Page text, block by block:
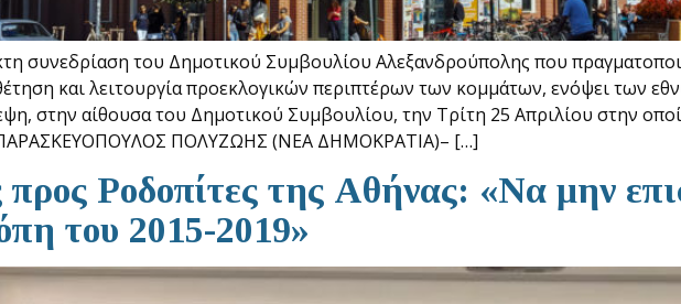
συνεδρίαση του Δημοτικού Συμβουλίου Αλεξανδρούπολης που
και λειτουργία προεκλογικών περιπτέρων των κομμάτων, ενόψει των
στην αίθουσα του Δημοτικού Συμβουλίου, την Τρίτη 25 Απριλίου στην
ΠΑΡΑΣΚΕΥΟΠΟΥΛΟΣ ΠΟΛΥΖΩΗΣ (ΝΕΑ ΔΗΜΟΚΡΑΤΙΑ)– […]
προς Ροδοπίτες της Αθήνας: «Να μην
του 2015-2019»